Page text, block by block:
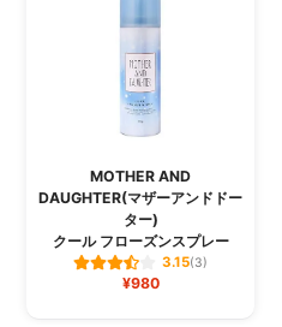
MOTHER AND
DAUGHTER(マザーアンドドー
ター)
クール フローズンスプレー
3.15(3)
¥980